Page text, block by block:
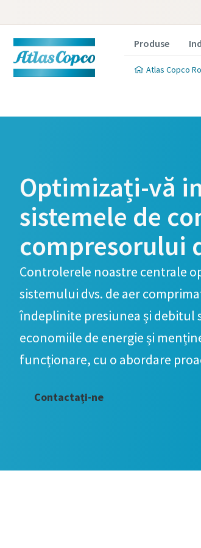
Produse
Atlas Copco
Optimizați-vă
sistemele de
compresorului
Controlerele noastre centrale
sistemului dvs. de aer
îndeplinite presiunea și debitul
economiile de energie și
funcționare, cu o abordare
Contactați-ne